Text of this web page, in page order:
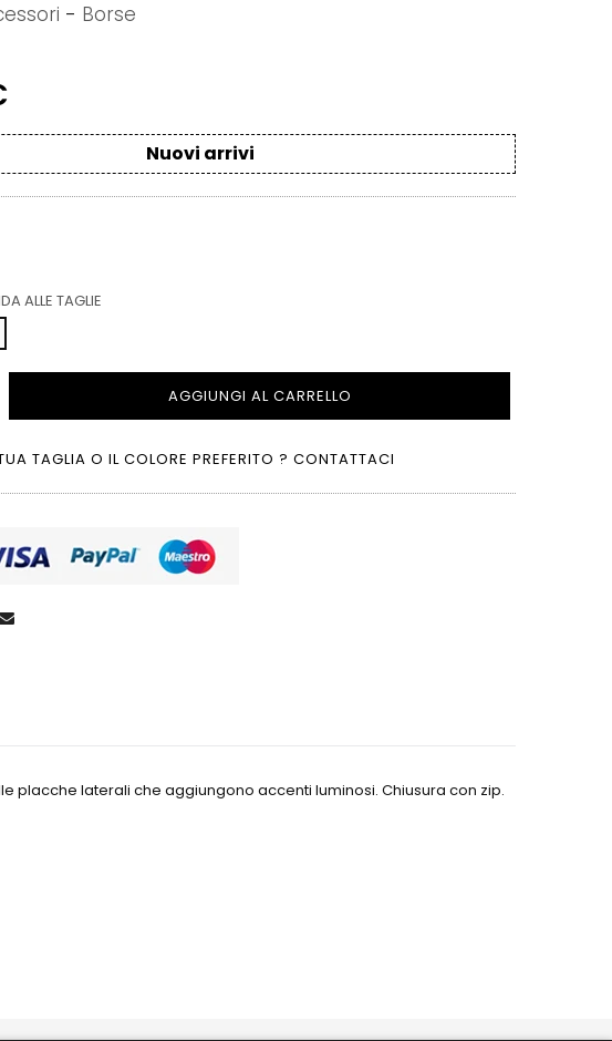
- Borse
Nuovi arrivi
ALLE TAGLIE
AGGIUNGI AL CARRELLO
TAGLIA O IL COLORE PREFERITO ? CONTATTACI
placche laterali che aggiungono accenti luminosi. Chiusura con zip.